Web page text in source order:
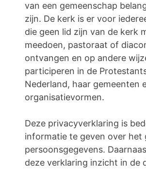
van een gemeenschap
zijn. De kerk is er voor
die geen lid zijn van de kerk
meedoen, pastoraat of
ontvangen en op andere
participeren in de
Nederland, haar gemeenten
organisatievormen.
Deze privacyverklaring is
informatie te geven over het
persoonsgegevens.
deze verklaring inzicht in de